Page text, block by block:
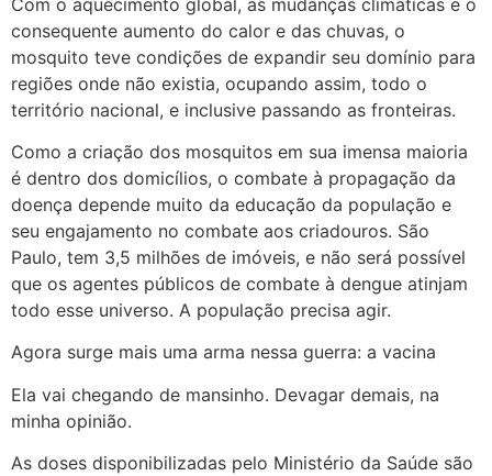
consequente aumento do calor e das chuvas, o
mosquito teve condições de expandir seu domínio para
regiões onde não existia, ocupando assim, todo o
território nacional, e inclusive passando as fronteiras.
Como a criação dos mosquitos em sua imensa maioria
é dentro dos domicílios, o combate à propagação da
doença depende muito da educação da população e
seu engajamento no combate aos criadouros. São
Paulo, tem 3,5 milhões de imóveis, e não será possível
que os agentes públicos de combate à dengue atinjam
todo esse universo. A população precisa agir.
Agora surge mais uma arma nessa guerra: a vacina
Ela vai chegando de mansinho. Devagar demais, na
minha opinião.
As doses disponibilizadas pelo Ministério da Saúde são